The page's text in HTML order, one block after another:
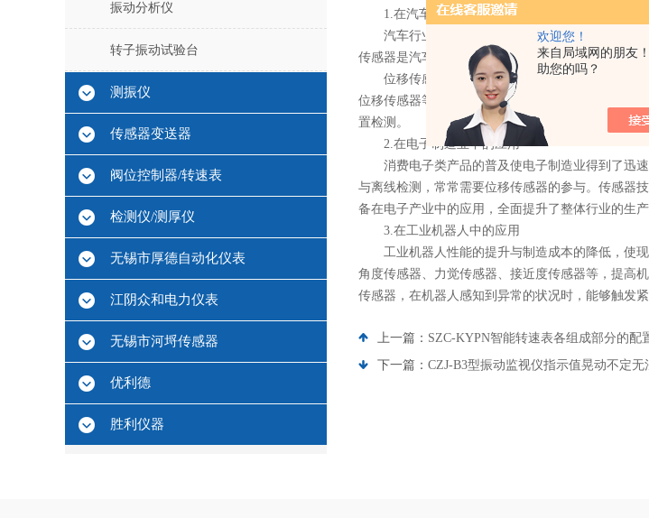
欢迎您！
来自局域网的朋友
助您的吗？
振动分析仪
转子振动试验台
测振仪
传感器变送器
阀位控制器/转速表
检测仪/测厚仪
无锡市厚德自动化仪表
江阴众和电力仪表
无锡市河埒传感器
优利德
胜利仪器
1.在汽车制造业中的应用
汽车行业是智能化、集成化程度较高的特殊产业
传感器是汽车或者汽车加工设备*的重要零配件。
位移传感器在汽车领域的主要应用是对汽车零部
位移传感器等高精度传感器已经被广泛地应用在汽
置检测。
2.在电子制造业中的应用
消费电子类产品的普及使电子制造业得到了迅速
与离线检测，常常需要位移传感器的参与。传感器
备在电子产业中的应用，全面提升了整体行业的生产
3.在工业机器人中的应用
工业机器人性能的提升与制造成本的降低，使现
角度传感器、力觉传感器、接近度传感器等，提高
传感器，在机器人感知到异常的状况时，能够触发
上一篇： SZC-KYPN智能转速表各组成部分的配
下一篇： CZJ-B3型振动监视仪指示值晃动不定